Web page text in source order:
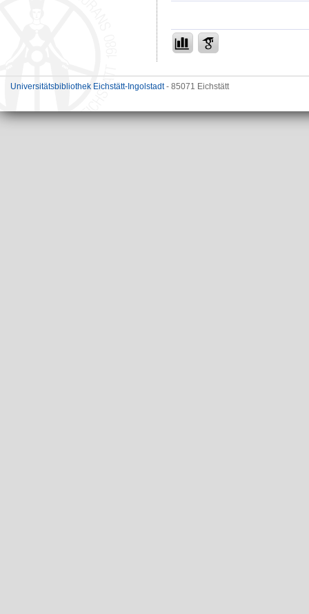
Universitätsbibliothek Eichstätt-Ingolstadt- 85071 Eichstätt